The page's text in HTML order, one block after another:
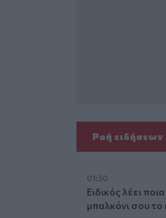
Ροή ειδήσεων
01:30
Ειδικός λέει
μπαλκόνι σου το